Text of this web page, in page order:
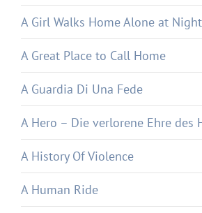
A Girl Walks Home Alone at Night
A Great Place to Call Home
A Guardia Di Una Fede
A Hero – Die verlorene Ehre des
A History Of Violence
A Human Ride